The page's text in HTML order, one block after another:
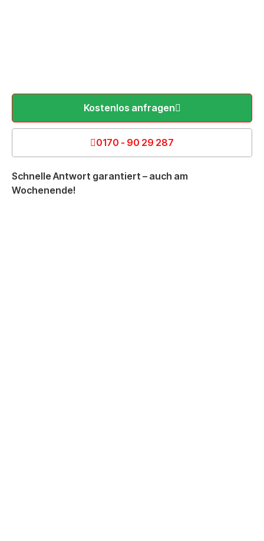
Kostenlos anfragen
0170 - 90 29 287
Schnelle Antwort garantiert – auch am
Wochenende!